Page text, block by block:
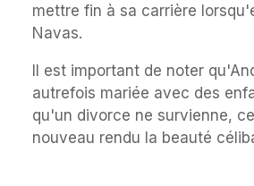
mettre fin à sa carrière
Navas.
Il est important de noter
autrefois mariée avec des
qu'un divorce ne survienne,
nouveau rendu la beauté